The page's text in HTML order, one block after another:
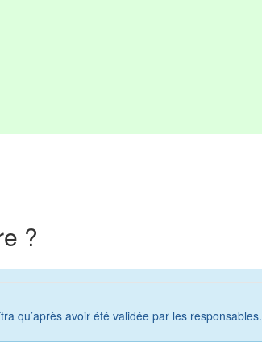
?
qu’après avoir été validée par les responsables.